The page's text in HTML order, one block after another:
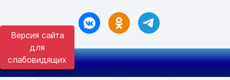
Версия сайта
для
слабовидящих